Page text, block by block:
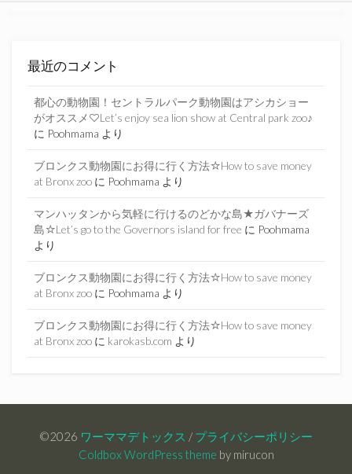
最近のコメント
都心の動物園！セントラルパーク動物園はアシカショー
がオススメ♡Let’s enjoy sea lion show at Central park zoo♪
に Poohmama より
ブロンクス動物園にお得に行く方法☆How to save money
at Bronx zoo に Poohmama より
マンハッタンから気軽に行けるのどかな島★ガバナーズ
島☆Let’s go to the Governors island for free に Poohmama
より
ブロンクス動物園にお得に行く方法☆How to save money
at Bronx zoo に Poohmama より
ブロンクス動物園にお得に行く方法☆How to save money
at Bronx zoo に karokasb.com より
©2026 ワーママデトックス / プライバシーポリシー
Coldbox WordPress theme by mirucon